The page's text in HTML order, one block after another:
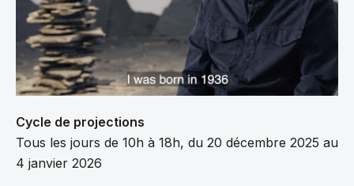
Cycle de projections
Tous les jours de 10h à 18h, du 20 décembre 2025 au
4 janvier 2026